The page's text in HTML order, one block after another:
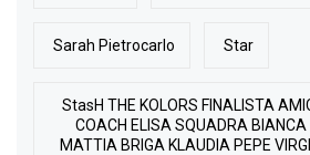
Sarah Pietrocarlo Star
StasH THE KOLORS FINALISTA
COACH ELISA SQUADRA
MATTIA BRIGA KLAUDIA PEPE